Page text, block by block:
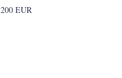
200 EUR